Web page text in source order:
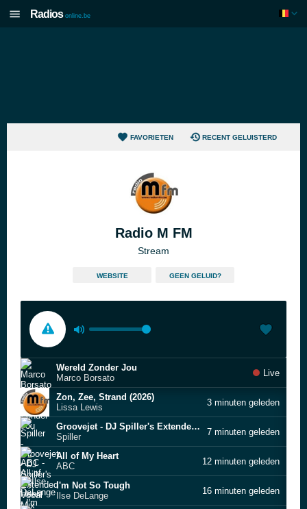
Radios online.be
FAVORIETEN RECENT GELUISTERD
Radio M FM
Stream
WEBSITE GEEN GELUID?
Wereld Zonder Jou
Marco Borsato
Live
Zon, Zee, Strand (2026)
Lissa Lewis
3 minuten geleden
Groovejet - DJ Spiller's Extended Vocal Mix
Spiller
7 minuten geleden
All of My Heart
ABC
12 minuten geleden
I'm Not So Tough
Ilse DeLange
16 minuten geleden